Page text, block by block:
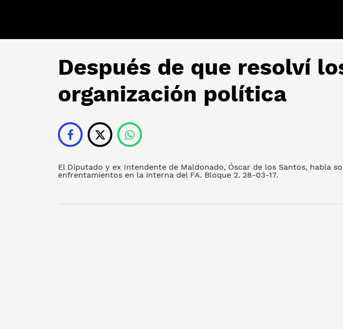
Después de que resolví
organización política
El Diputado y ex Intendente de Maldonado, Óscar de los Santos, habla
enfrentamientos en la interna del FA. Bloque 2. 28-03-17.